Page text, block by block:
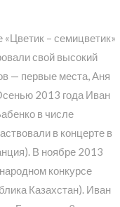
– семицветик»
свой высокий
— первые места, Аня
2013 года Иван
в числе
в концерте в
В ноябре 2013
конкурсе
Казахстан). Иван